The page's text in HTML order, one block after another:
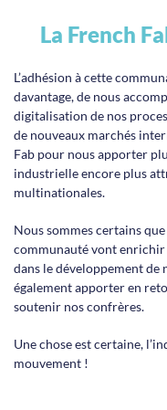
La French
L’adhésion à cette
davantage, de nous
digitalisation de nos
de nouveaux marchés
Fab pour nous apporter
industrielle encore plus
multinationales.
Nous sommes certains
communauté vont
dans le développement
également apporter en
soutenir nos confrères.
Une chose est certaine,
mouvement !